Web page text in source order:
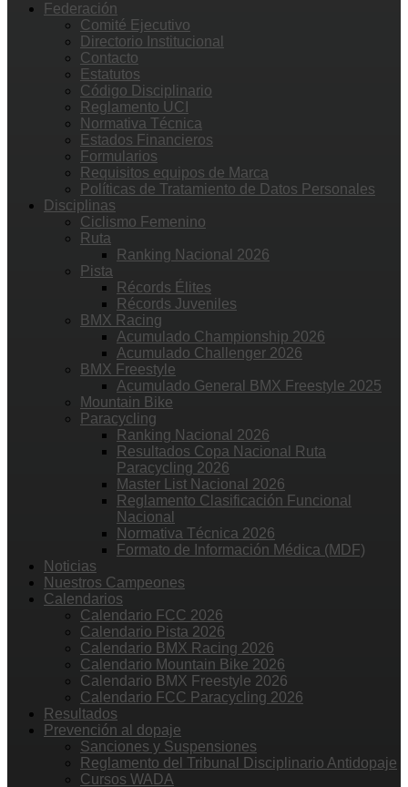
Federación
Comité Ejecutivo
Directorio Institucional
Contacto
Estatutos
Código Disciplinario
Reglamento UCI
Normativa Técnica
Estados Financieros
Formularios
Requisitos equipos de Marca
Políticas de Tratamiento de Datos Personales
Disciplinas
Ciclismo Femenino
Ruta
Ranking Nacional 2026
Pista
Récords Élites
Récords Juveniles
BMX Racing
Acumulado Championship 2026
Acumulado Challenger 2026
BMX Freestyle
Acumulado General BMX Freestyle 2025
Mountain Bike
Paracycling
Ranking Nacional 2026
Resultados Copa Nacional Ruta
Paracycling 2026
Master List Nacional 2026
Reglamento Clasificación Funcional
Nacional
Normativa Técnica 2026
Formato de Información Médica (MDF)
Noticias
Nuestros Campeones
Calendarios
Calendario FCC 2026
Calendario Pista 2026
Calendario BMX Racing 2026
Calendario Mountain Bike 2026
Calendario BMX Freestyle 2026
Calendario FCC Paracycling 2026
Resultados
Prevención al dopaje
Sanciones y Suspensiones
Reglamento del Tribunal Disciplinario Antidopaje
Cursos WADA